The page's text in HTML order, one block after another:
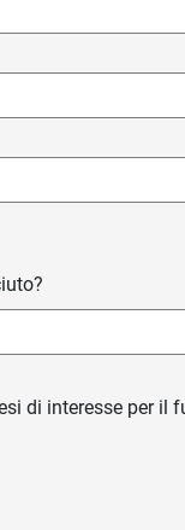
di interesse per il